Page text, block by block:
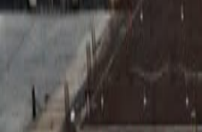
EmisiuniPodcastIstoric melodii